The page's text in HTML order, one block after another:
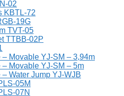
02
KBTL-72
19G
TVT-05
TTBB-02P
Movable YJ-SM – 3,94m
Movable YJ-SM – 5m
Water Jump YJ-WJB
05M
07N